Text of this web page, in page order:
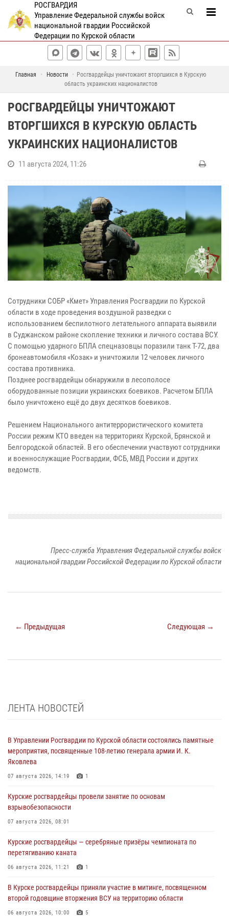
РОСГВАРДИЯ
Управление Федеральной службы войск
национальной гвардии Российской
Федерации по Курской области
Главная Новости
Росгвардейцы уничтожают вторгшихся в Курскую
область украинских националистов
РОСГВАРДЕЙЦЫ УНИЧТОЖАЮТ
ВТОРГШИХСЯ В КУРСКУЮ ОБЛАСТЬ
УКРАИНСКИХ НАЦИОНАЛИСТОВ
11 августа 2024, 11:26
Сотрудники СОБР «Кмет» Управления Росгвардии по Курской
области в ходе проведения воздушной разведки с
использованием беспилотного летательного аппарата выявили
в Суджанском районе скопление техники и личного состава ВСУ.
С помощью ударного БПЛА спецназовцы поразили танк Т-72, два
бронеавтомобиля «Козак» и уничтожили 12 человек личного
состава противника.
Позднее росгвардейцы обнаружили в лесополосе
оборудованные позиции украинских боевиков. Расчетом БПЛА
было уничтожено ещё до двух десятков боевиков.
Решением Национального антитеррористического комитета
России режим КТО введен на территориях Курской, Брянской и
Белгородской областей. В его обеспечении участвуют сотрудники
и военнослужащие Росгвардии, ФСБ, МВД России и других
ведомств.
Пресс-служба Управления Федеральной службы войск
национальной гвардии Российской Федерации по Курской области
← Предыдущая Следующая →
ЛЕНТА НОВОСТЕЙ
В Управлении Росгвардии по Курской области состоялись памятные
мероприятия, посвященные 108-летию генерала армии И. К.
Яковлева
07 августа 2026, 14:19 1
Курские росгвардейцы провели занятие по основам
взрывобезопасности
07 августа 2026, 08:01
Курские росгвардейцы — серебряные призёры чемпионата по
перетягиванию каната
06 августа 2026, 11:21 1
В Курске росгвардейцы приняли участие в митинге, посвященном
второй годовщине вторжения ВСУ на территорию области
06 августа 2026, 10:00 5